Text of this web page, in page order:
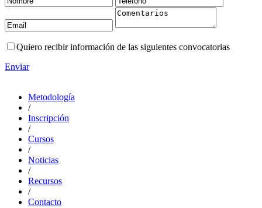
Quiero recibir información de las siguientes convocatorias
Enviar
Metodología
/
Inscripción
/
Cursos
/
Noticias
/
Recursos
/
Contacto